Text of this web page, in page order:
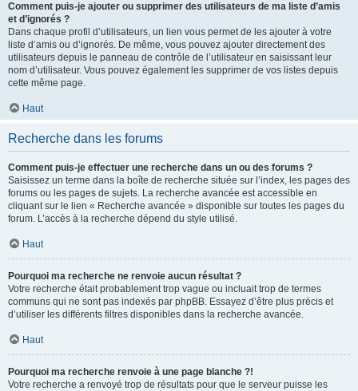
Comment puis-je ajouter ou supprimer des utilisateurs de ma liste d’amis
et d’ignorés ?
Dans chaque profil d’utilisateurs, un lien vous permet de les ajouter à votre
liste d’amis ou d’ignorés. De même, vous pouvez ajouter directement des
utilisateurs depuis le panneau de contrôle de l’utilisateur en saisissant leur
nom d’utilisateur. Vous pouvez également les supprimer de vos listes depuis
cette même page.
Haut
Recherche dans les forums
Comment puis-je effectuer une recherche dans un ou des forums ?
Saisissez un terme dans la boîte de recherche située sur l’index, les pages des
forums ou les pages de sujets. La recherche avancée est accessible en
cliquant sur le lien « Recherche avancée » disponible sur toutes les pages du
forum. L’accès à la recherche dépend du style utilisé.
Haut
Pourquoi ma recherche ne renvoie aucun résultat ?
Votre recherche était probablement trop vague ou incluait trop de termes
communs qui ne sont pas indexés par phpBB. Essayez d’être plus précis et
d’utiliser les différents filtres disponibles dans la recherche avancée.
Haut
Pourquoi ma recherche renvoie à une page blanche ?!
Votre recherche a renvoyé trop de résultats pour que le serveur puisse les